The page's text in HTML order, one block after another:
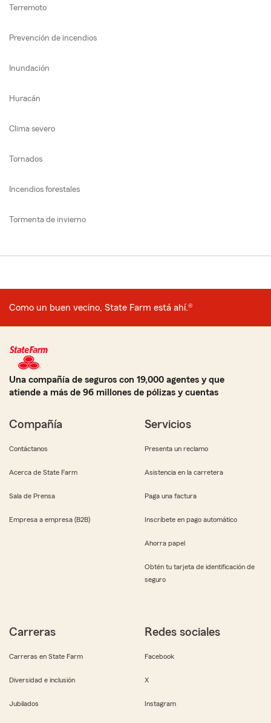
Terremoto
Prevención de incendios
Inundación
Huracán
Clima severo
Tornados
Incendios forestales
Tormenta de invierno
Como un buen vecino, State Farm está ahí.®
Una compañía de seguros con 19,000 agentes y que
atiende a más de 96 millones de pólizas y cuentas
Compañía
Contáctanos
Acerca de State Farm
Sala de Prensa
Empresa a empresa (B2B)
Servicios
Presenta un reclamo
Asistencia en la carretera
Paga una factura
Inscríbete en pago automático
Ahorra papel
Obtén tu tarjeta de identificación de
seguro
Carreras
Carreras en State Farm
Diversidad e inclusión
Jubilados
Redes sociales
Facebook
X
Instagram